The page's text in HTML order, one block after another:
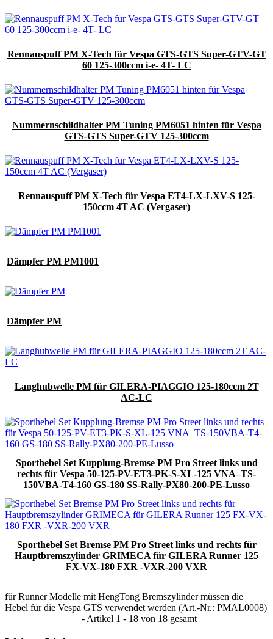
Rennauspuff PM X-Tech für Vespa GTS-GTS Super-GTV-GT
60 125-300ccm i-e- 4T- LC
Nummernschildhalter PM Tuning PM6051 hinten für Vespa
GTS-GTS Super-GTV 125-300ccm
Rennauspuff PM X-Tech für Vespa ET4-LX-LXV-S 125-
150ccm 4T AC (Vergaser)
Dämpfer PM PM1001
Dämpfer PM
Langhubwelle PM für GILERA-PIAGGIO 125-180ccm 2T
AC-LC
Sporthebel Set Kupplung-Bremse PM Pro Street links und
rechts für Vespa 50-125-PV-ET3-PK-S-XL-125 VNA–TS-
150VBA-T4-160 GS-180 SS-Rally-PX80-200-PE-Lusso
Sporthebel Set Bremse PM Pro Street links und rechts für
Hauptbremszylinder GRIMECA für GILERA Runner 125
FX-VX-180 FXR -VXR-200 VXR
für Runner Modelle mit HengTong Bremszylinder müssen die
Hebel für die Vespa GTS verwendet werden (Art.-Nr.: PMAL0008)
- Artikel 1 - 18 von 18 gesamt